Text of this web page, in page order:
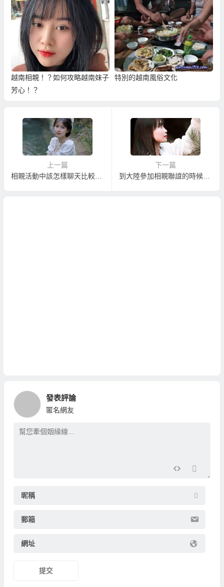
越南相親！？如何攻略越南妹子
芳心！？
特別的越南風俗文化
上一篇
相親活動中該怎樣聊天比較容易相親聯誼成功？
下一篇
到大陸參加相親聯誼的時候該跟女生聊些什麼？
發表評論
匿名網友
昵稱
郵箱
網址
提交